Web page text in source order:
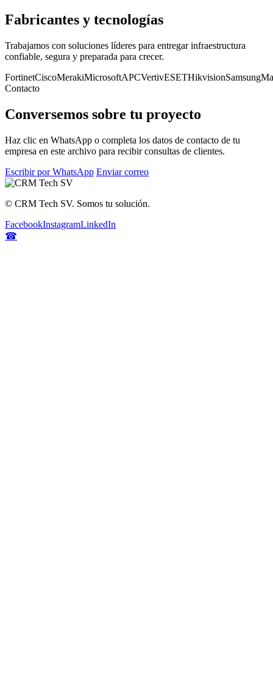
Fabricantes y tecnologías
Trabajamos con soluciones líderes para entregar infraestructura
confiable, segura y preparada para crecer.
FortinetCiscoMerakiMicrosoftAPCVertivESETHikvisionSamsung
Contacto
Conversemos sobre tu proyecto
Haz clic en WhatsApp o completa los datos de contacto de tu
empresa en este archivo para recibir consultas de clientes.
Escribir por WhatsApp Enviar correo
© CRM Tech SV. Somos tu solución.
FacebookInstagramLinkedIn
☎